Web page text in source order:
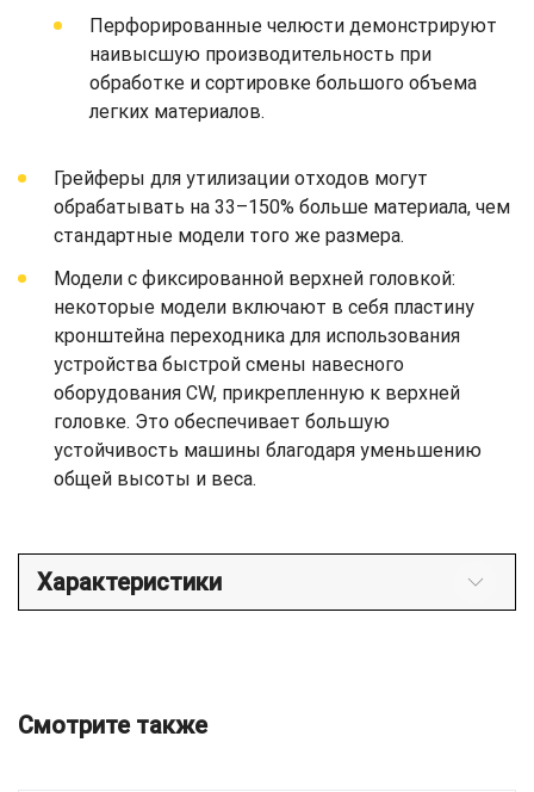
Перфорированные челюсти демонстрируют
наивысшую производительность при
обработке и сортировке большого объема
легких материалов.
Грейферы для утилизации отходов могут
обрабатывать на 33–150% больше материала, чем
стандартные модели того же размера.
Модели с фиксированной верхней головкой:
некоторые модели включают в себя пластину
кронштейна переходника для использования
устройства быстрой смены навесного
оборудования CW, прикрепленную к верхней
головке. Это обеспечивает большую
устойчивость машины благодаря уменьшению
общей высоты и веса.
Характеристики
Смотрите также